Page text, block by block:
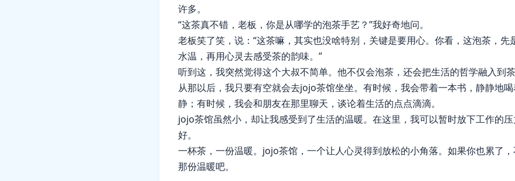
许多。
“这茶真不错，老板，你是从哪学的泡茶手艺？”我好奇地问。
老板笑了笑，说：“这茶嘛，其实也没啥特别，关键是要用心。你看，这泡茶，先
水温，再用心灵去感受茶的韵味。”
听到这，我突然觉得这个大叔不简单。他不仅会泡茶，还会把生活的哲学融入到茶
从那以后，我只要有空就会去jojo茶馆坐坐。有时候，我会带着一本书，静静地
静；有时候，我会和朋友在那里聊天，谈论着生活的点点滴滴。
jojo茶馆虽然小，却让我感受到了生活的温暖。在这里，我可以暂时放下工作的
好。
一杯茶，一份温暖。jojo茶馆，一个让人心灵得到放松的小角落。如果你也累了
那份温暖吧。